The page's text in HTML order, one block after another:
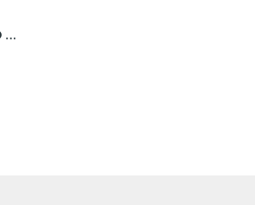
Paté a la Pimienta Negra BIO Biobardales